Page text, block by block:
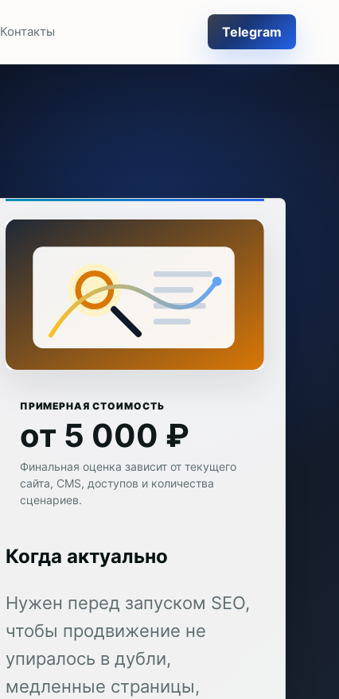
Контакты Telegram
ПРИМЕРНАЯ СТОИМОСТЬ
от 5 000 ₽
Финальная оценка зависит от текущего
сайта, CMS, доступов и количества
сценариев.
Когда актуально
Нужен перед запуском SEO,
чтобы продвижение не
упиралось в дубли,
медленные страницы,